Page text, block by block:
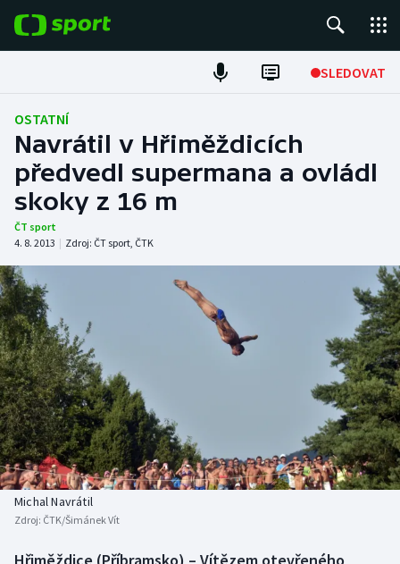
SLEDOVAT
Fotbal
Hokej
Tenis
Atletika
Cyklistika
DALŠÍ SPORTY
Americký fotbal
Baseball a softbal
Basketbal
Biatlon
NEPŘEHLÉDNĚTE
Soutěže
Historické návraty
Aplikace ČT sport
OSTATNÍ
Navrátil v Hřiměždicích
předvedl supermana a ovládl
skoky z 16 m
ČT sport
4. 8. 2013 | Zdroj: ČT sport, ČTK
Michal Navrátil
Zdroj: ČTK/Šimánek Vít